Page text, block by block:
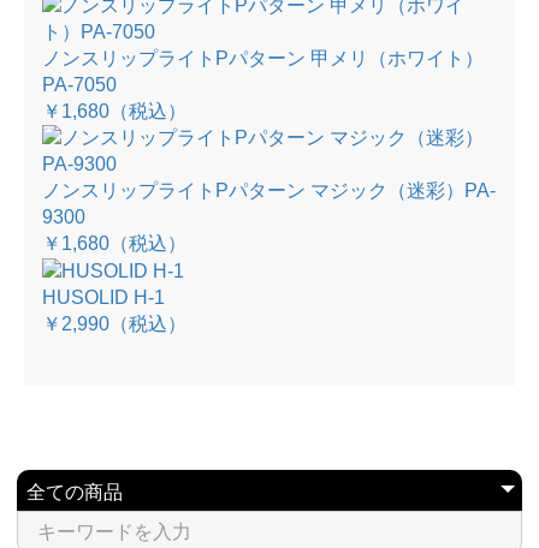
ノンスリップライトPパターン 甲メリ（ホワイト）
PA-7050
￥1,680 （税込）
ノンスリップライトPパターン マジック（迷彩）PA-
9300
￥1,680 （税込）
HUSOLID H-1
￥2,990 （税込）